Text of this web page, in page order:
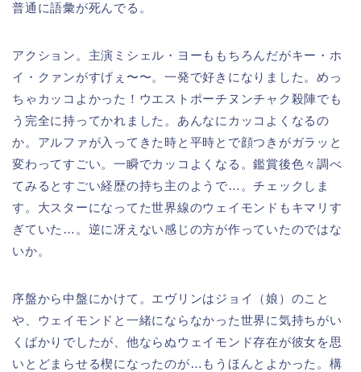
普通に語彙が死んでる。
アクション。主演ミシェル・ヨーももちろんだがキー・ホ
イ・クァンがすげぇ〜〜。一発で好きになりました。めっ
ちゃカッコよかった！ウエストポーチヌンチャク殺陣でも
う完全に持ってかれました。あんなにカッコよくなるの
か。アルファが入ってきた時と平時とで顔つきがガラッと
変わってすごい。一瞬でカッコよくなる。鑑賞後色々調べ
てみるとすごい経歴の持ち主のようで…。チェックしま
す。大スターになってた世界線のウェイモンドもキマリす
ぎていた…。逆に冴えない感じの方が作っていたのではな
いか。
序盤から中盤にかけて。エヴリンはジョイ（娘）のこと
や、ウェイモンドと一緒にならなかった世界に気持ちがい
くばかりでしたが、他ならぬウェイモンド存在が彼女を思
いとどまらせる楔になったのが…もうほんとよかった。構